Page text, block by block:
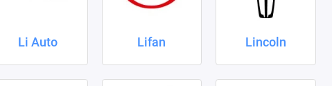
Li Auto Lifan Lincoln